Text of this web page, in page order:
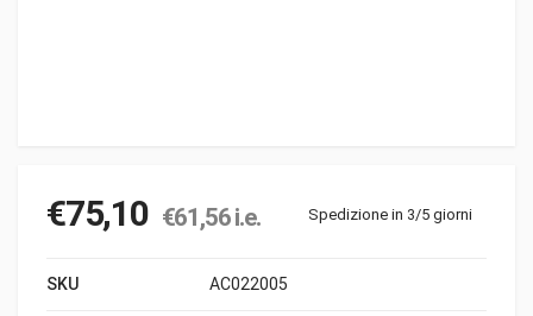
€75,10 €61,56i.e. Spedizione in 3/5 giorni
SKU AC022005